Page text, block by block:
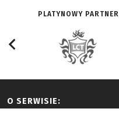
PLATYNOWY PARTNER
O SERWISIE: